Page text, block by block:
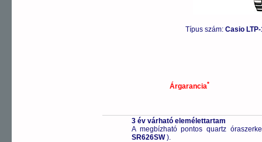
Típus szám: Casio
Árgarancia*
3 év várható elemélettartam
A megbízható pontos quartz
SR626SW).